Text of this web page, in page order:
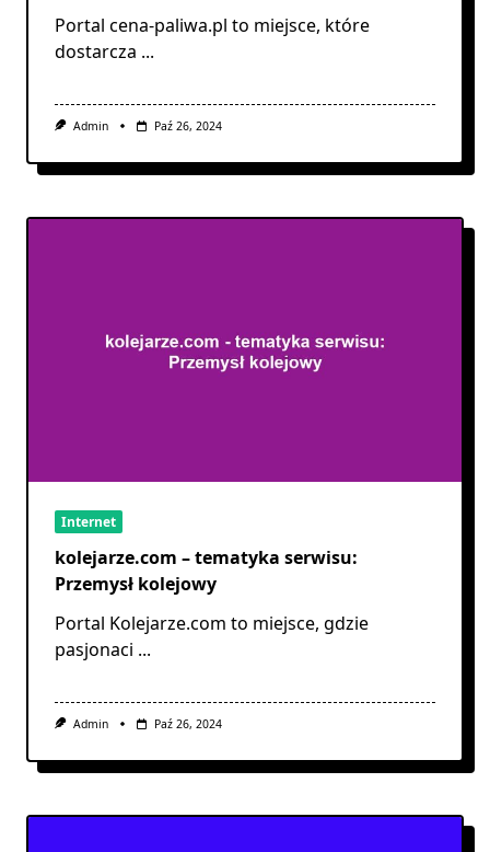
Portal cena-paliwa.pl to miejsce, które
dostarcza ...
Admin Paź 26, 2024
Internet
kolejarze.com – tematyka serwisu:
Przemysł kolejowy
Portal Kolejarze.com to miejsce, gdzie
pasjonaci ...
Admin Paź 26, 2024